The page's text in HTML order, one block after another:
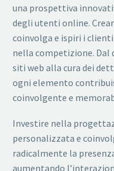
una prospettiva
degli utenti online.
coinvolga e ispiri i
nella competizione. Dal
siti web alla cura dei
ogni elemento
coinvolgente e
Investire nella
personalizzata e
radicalmente la
aumentando